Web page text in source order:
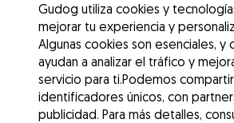
Gudog utiliza cookies y
mejorar tu experiencia y
Algunas cookies son esenciales, y
ayudan a analizar el tráfico y
servicio para ti.Podemos
identificadores únicos, con
publicidad. Para más detalles,